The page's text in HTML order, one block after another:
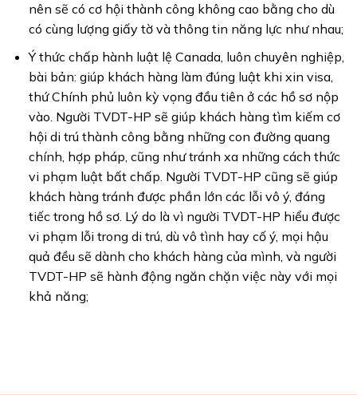
nên sẽ có cơ hội thành công không cao bằng cho dù
có cùng lượng giấy tờ và thông tin năng lực như nhau;
Ý thức chấp hành luật lệ Canada, luôn chuyên nghiệp,
bài bản: giúp khách hàng làm đúng luật khi xin visa,
thứ Chính phủ luôn kỳ vọng đầu tiên ở các hồ sơ nộp
vào. Người TVDT-HP sẽ giúp khách hàng tìm kiếm cơ
hội di trú thành công bằng những con đường quang
chính, hợp pháp, cũng như tránh xa những cách thức
vi phạm luật bất chấp. Người TVDT-HP cũng sẽ giúp
khách hàng tránh được phần lớn các lỗi vô ý, đáng
tiếc trong hồ sơ. Lý do là vì người TVDT-HP hiểu được
vi phạm lỗi trong di trú, dù vô tình hay cố ý, mọi hậu
quả đều sẽ dành cho khách hàng của mình, và người
TVDT-HP sẽ hành động ngăn chặn việc này với mọi
khả năng;